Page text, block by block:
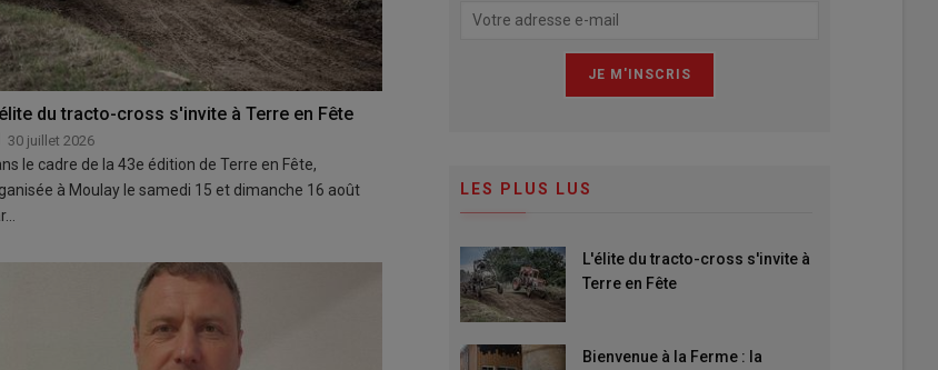
du tracto-cross s'invite à Terre en Fête
30 juillet 2026
le cadre de la 43e édition de Terre en Fête,
à Moulay le samedi 15 et dimanche 16 août
LES PLUS LUS
L'élite du tracto-cross s'invite à
Terre en Fête
Bienvenue à la Ferme : la